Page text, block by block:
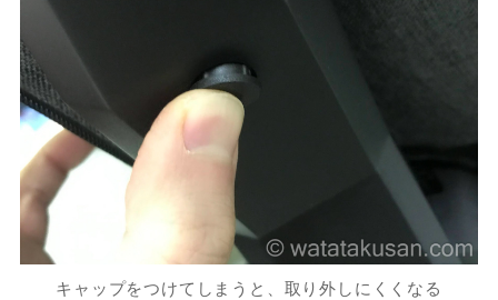
キャップをつけてしまうと、取り外しにくくなる